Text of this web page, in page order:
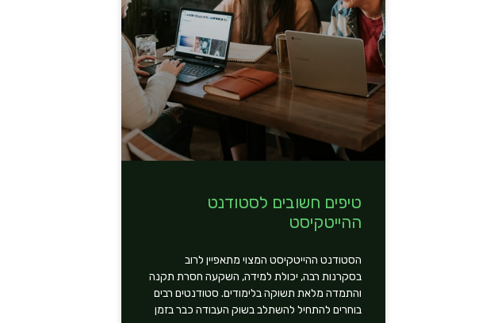
טיפים חשובים לסטודנט
ההייטקיסט
הסטודנט ההייטקיסט המצוי מתאפיין לרוב
בסקרנות רבה, יכולת למידה, השקעה חסרת תקנה
והתמדה מלאת תשוקה בלימודים. סטודנטים רבים
בוחרים להתחיל להשתלב בשוק העבודה כבר בזמן